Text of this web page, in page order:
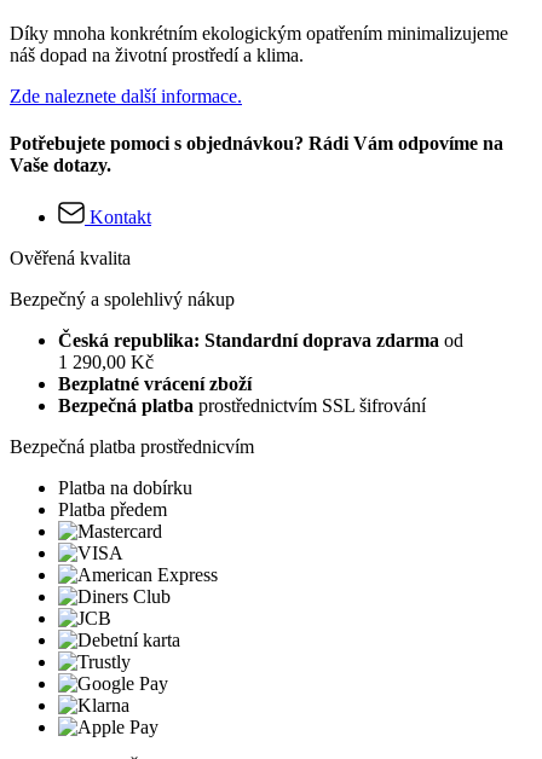
Díky mnoha konkrétním ekologickým opatřením minimalizujeme
náš dopad na životní prostředí a klima.
Zde naleznete další informace.
Potřebujete pomoci s objednávkou? Rádi Vám odpovíme na
Vaše dotazy.
Kontakt
Ověřená kvalita
Bezpečný a spolehlivý nákup
Česká republika: Standardní doprava zdarma od
1 290,00 Kč
Bezplatné vrácení zboží
Bezpečná platba prostřednictvím SSL šifrování
Bezpečná platba prostřednicvím
Platba na dobírku
Platba předem